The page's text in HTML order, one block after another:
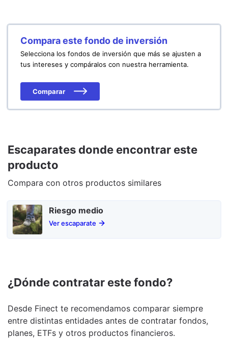
Compara este fondo de inversión
Selecciona los fondos de inversión que más se ajusten a
tus intereses y compáralos con nuestra herramienta.
Comparar
Escaparates donde encontrar este
producto
Compara con otros productos similares
Riesgo medio
Ver escaparate
¿Dónde contratar este fondo?
Desde Finect te recomendamos comparar siempre
entre distintas entidades antes de contratar fondos,
planes, ETFs y otros productos financieros.